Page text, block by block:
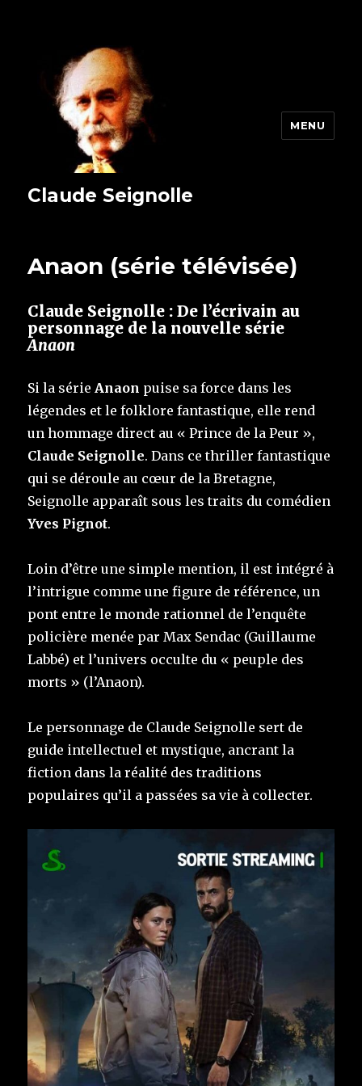
Claude Seignolle
MENU
Anaon (série télévisée)
Claude Seignolle : De l’écrivain au
personnage de la nouvelle série
Anaon
Si la série Anaon puise sa force dans les
légendes et le folklore fantastique, elle rend
un hommage direct au « Prince de la Peur »,
Claude Seignolle. Dans ce thriller fantastique
qui se déroule au cœur de la Bretagne,
Seignolle apparaît sous les traits du comédien
Yves Pignot.
Loin d’être une simple mention, il est intégré à
l’intrigue comme une figure de référence, un
pont entre le monde rationnel de l’enquête
policière menée par Max Sendac (Guillaume
Labbé) et l’univers occulte du « peuple des
morts » (l’Anaon).
Le personnage de Claude Seignolle sert de
guide intellectuel et mystique, ancrant la
fiction dans la réalité des traditions
populaires qu’il a passées sa vie à collecter.